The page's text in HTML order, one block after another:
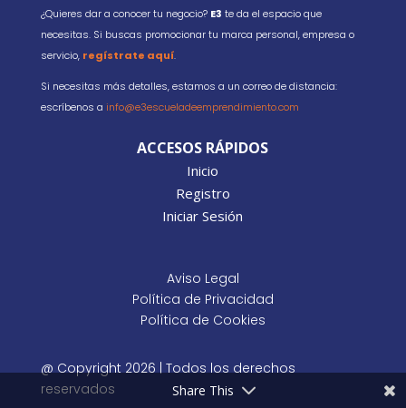
¿Quieres dar a conocer tu negocio? E3 te da el espacio que
necesitas. Si buscas promocionar tu marca personal, empresa o
servicio, regístrate aquí.
Si necesitas más detalles, estamos a un correo de distancia:
escríbenos a info@e3escueladeemprendimiento.com
ACCESOS RÁPIDOS
Inicio
Registro
Iniciar Sesión
Aviso Legal
Política de Privacidad
Política de Cookies
@ Copyright 2026 | Todos los derechos
reservados
Share This